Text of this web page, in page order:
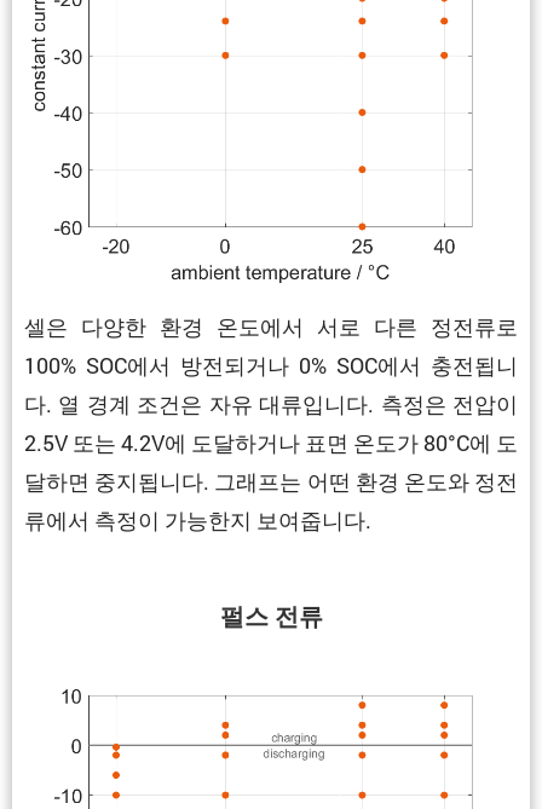
셀은 다양한 환경 온도에서 서로 다른 정전류로
100% SOC에서 방전되거나 0% SOC에서 충전됩니
다. 열 경계 조건은 자유 대류입니다. 측정은 전압이
2.5V 또는 4.2V에 도달하거나 표면 온도가 80°C에 도
달하면 중지됩니다. 그래프는 어떤 환경 온도와 정전
류에서 측정이 가능한지 보여줍니다.
펄스 전류